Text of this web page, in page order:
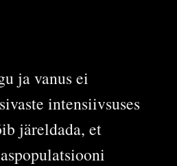
ja vanus ei
intensiivsuses
järeldada, et